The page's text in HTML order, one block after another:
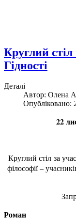
Круглий
Гідності
Деталі
Автор: Олена
Опубліковано:
22
Круглий стіл за
філософії –
Роман